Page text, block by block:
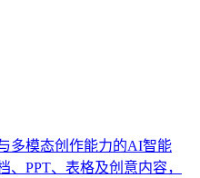
多模态创作能力的AI智能
PPT、表格及创意内容，